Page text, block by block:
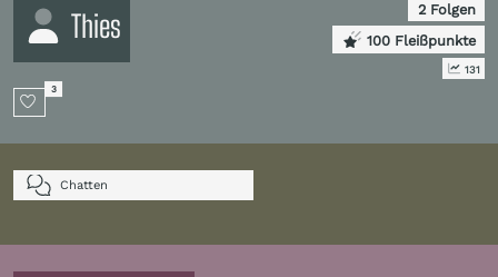
Thies
2 Folgen
100 Fleißpunkte
131
3
Chatten